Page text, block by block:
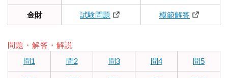
金財 試験問題 模範解答
問題・解答・解説
問1
問2 問3 問4 問5